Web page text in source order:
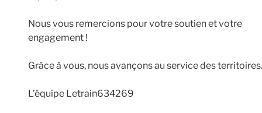
Nous vous remercions pour votre soutien et votre
engagement !
Grâce à vous, nous avançons au service des territoires.
L’équipe Letrain634269